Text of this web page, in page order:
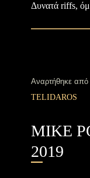
Δυνατά riffs,
Αναρτήθηκε από
TELIDAROS
MIKE
2019